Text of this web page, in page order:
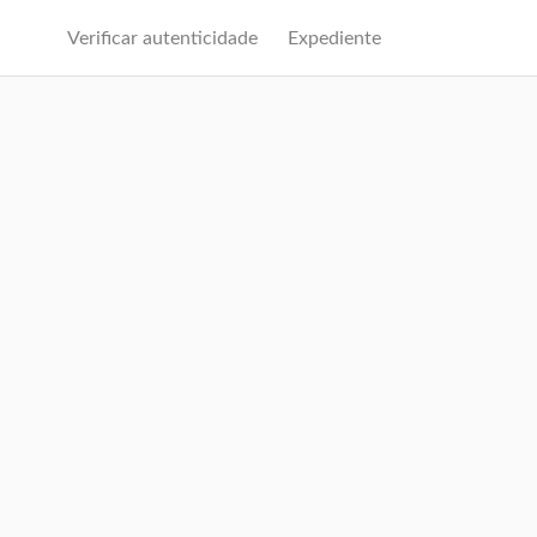
Verificar autenticidade Expediente